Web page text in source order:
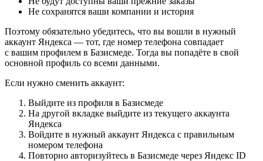
Не сохранятся ваши компании и история
Поэтому обязательно убедитесь, что вы вошли в нужный
аккаунт Яндекса — тот, где номер телефона совпадает
с вашим профилем в Базисмеде. Тогда вы попадёте в свой
основной профиль со всеми данными.
Если нужно сменить аккаунт:
Выйдите из профиля в Базисмеде
На другой вкладке выйдите из текущего аккаунта
Яндекса
Войдите в нужный аккаунт Яндекса с правильным
номером телефона
Повторно авторизуйтесь в Базисмеде через Яндекс ID